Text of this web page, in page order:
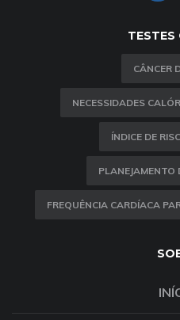
TESTES
CÂNCER
NECESSIDADES
ÍNDICE DE
PLANEJAMENTO
FREQUÊNCIA CARDÍACA